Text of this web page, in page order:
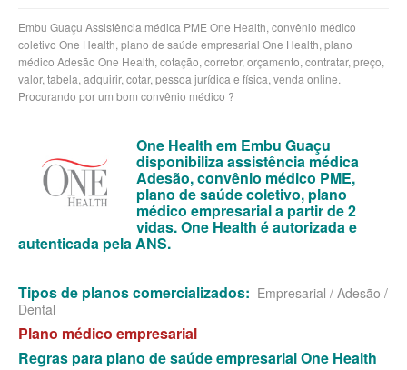
CUIDAR ME PLANO DE SAÚDE EMPRESARIAL
CRUZ AZUL PLANO DE SAÚDE EMPRESARIAL
GOLDEN CROSS PLANO EMPRESARIAL
GNDI PLANO DE SAÚDE EMPRESARIAL
INTERCLINICAS PLANO DE SAÚDE EMPRESARIAL
KIPP PLANO DE SAÚDE EMPRESARIAL
MEDICAL HEALTH PLANO DE SAÚDE EMPRESARIAL
MED TOUR PLANO DE SAÚDE EMPRESARIAL
Embu Guaçu Assistência médica PME One Health, convênio médico
coletivo One Health, plano de saúde empresarial One Health, plano
médico Adesão One Health, cotação, corretor, orçamento, contratar, preço,
valor, tabela, adquirir, cotar, pessoa jurídica e física, venda online.
Procurando por um bom convênio médico ?
One Health em Embu Guaçu
disponibiliza assistência médica
Adesão, convênio médico PME,
plano de saúde coletivo, plano
médico empresarial a partir de 2
vidas. One Health é autorizada e
autenticada pela ANS.
Tipos de planos comercializados: Empresarial / Adesão /
Dental
Plano médico empresarial
Regras para plano de saúde empresarial One Health